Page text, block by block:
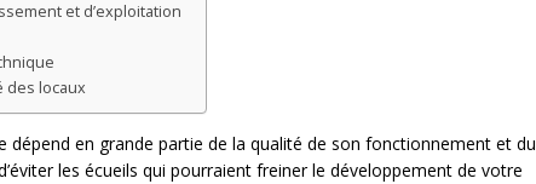
et d’exploitation
des locaux
dépend en grande partie de la qualité de son fonctionnement et du
les écueils qui pourraient freiner le développement de votre